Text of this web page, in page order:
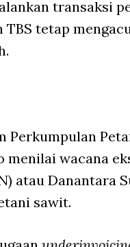
transaksi
tetap
Perkumpulan
menilai wacana
atau Danantara
sawit.